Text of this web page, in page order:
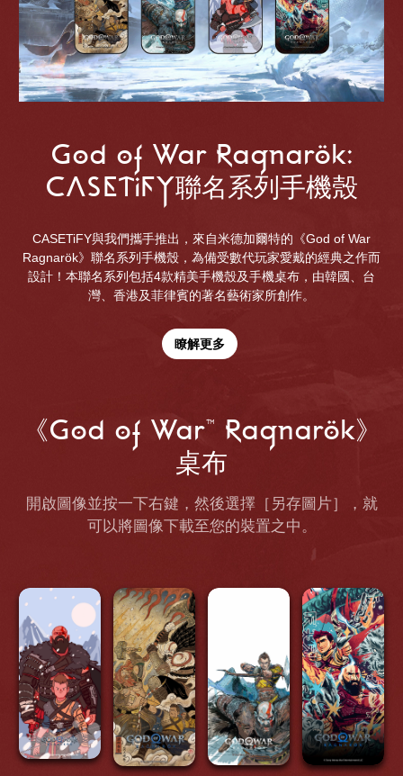
God of War Ragnarök:
CASETiFY聯名系列手機殼
CASETiFY與我們攜手推出，來自米德加爾特的《God of War
Ragnarök》聯名系列手機殼，為備受數代玩家愛戴的經典之作而
設計！本聯名系列包括4款精美手機殼及手機桌布，由韓國、台
灣、香港及菲律賓的著名藝術家所創作。
瞭解更多
《God of War™ Ragnarök》
桌布
開啟圖像並按一下右鍵，然後選擇［另存圖片］，就
可以將圖像下載至您的裝置之中。